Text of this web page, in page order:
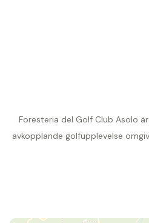
Foresteria del Golf Club Asolo
avkopplande golfupplevelse